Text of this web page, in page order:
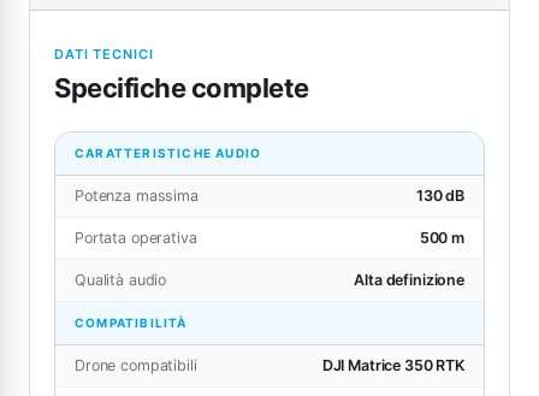
DATI TECNICI
Specifiche complete
CARATTERISTICHE AUDIO
Potenza massima 130 dB
Portata operativa 500 m
Qualità audio Alta definizione
COMPATIBILITÀ
Drone compatibili DJI Matrice 350 RTK